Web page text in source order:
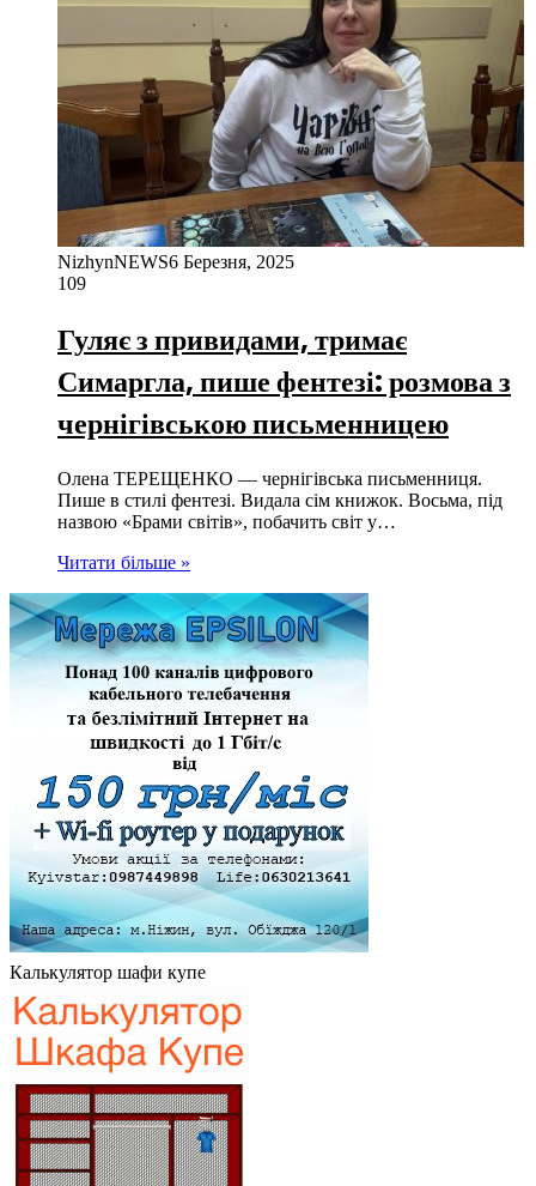
NizhynNEWS6 Березня, 2025
109
Гуляє з привидами, тримає
Симаргла, пише фентезі: розмова з
чернігівською письменницею
Олена ТЕРЕЩЕНКО — чернігівська письменниця.
Пише в стилі фентезі. Видала сім книжок. Восьма, під
назвою «Брами світів», побачить світ у…
Читати більше »
Калькулятор шафи купе